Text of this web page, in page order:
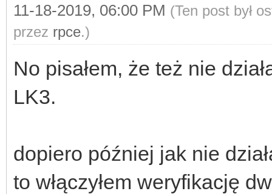
11-18-2019, 06:00 PM (Ten post był
przez rpce.)
No pisałem, że też nie
LK3.
dopiero później jak nie
to włączyłem weryfikację